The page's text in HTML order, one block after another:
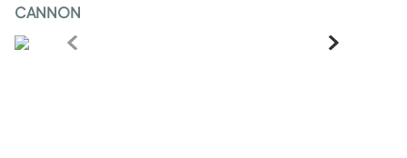
CANNON
armarios closet
comedores